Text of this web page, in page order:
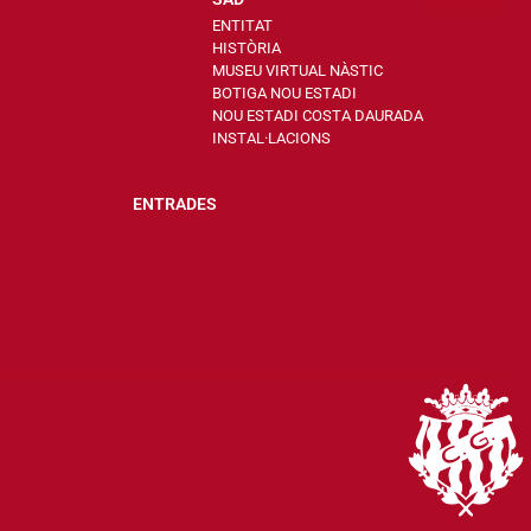
ENTITAT
HISTÒRIA
MUSEU VIRTUAL NÀSTIC
BOTIGA NOU ESTADI
NOU ESTADI COSTA DAURADA
INSTAL·LACIONS
ENTRADES